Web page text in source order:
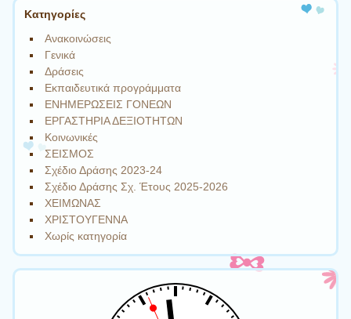
Kατηγορίες
Ανακοινώσεις
Γενικά
Δράσεις
Εκπαιδευτικά προγράμματα
ΕΝΗΜΕΡΩΣΕΙΣ ΓΟΝΕΩΝ
ΕΡΓΑΣΤΗΡΙΑ ΔΕΞΙΟΤΗΤΩΝ
Κοινωνικές
ΣΕΙΣΜΟΣ
Σχέδιο Δράσης 2023-24
Σχέδιο Δράσης Σχ. Έτους 2025-2026
ΧΕΙΜΩΝΑΣ
ΧΡΙΣΤΟΥΓΕΝΝΑ
Χωρίς κατηγορία